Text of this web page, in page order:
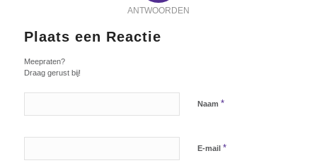
ANTWOORDEN
Plaats een Reactie
Meepraten?
Draag gerust bij!
Naam *
E-mail *